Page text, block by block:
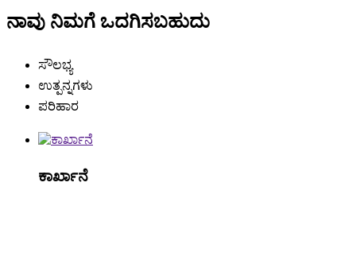
ನಾವು ನಿಮಗೆ ಒದಗಿಸಬಹುದು
ಸೌಲಭ್ಯ
ಉತ್ಪನ್ನಗಳು
ಪರಿಹಾರ
ಕಾರ್ಖಾನೆ